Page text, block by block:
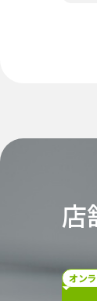
店
オン